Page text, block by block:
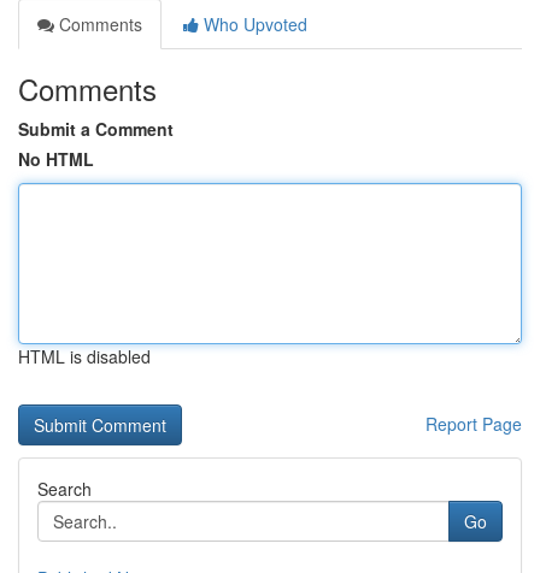
Comments
Who Upvoted
Comments
Submit a Comment
No HTML
HTML is disabled
Report Page
Search
Go